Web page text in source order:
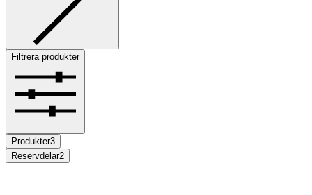
Filtrera produkter
Produkter3
Reservdelar2